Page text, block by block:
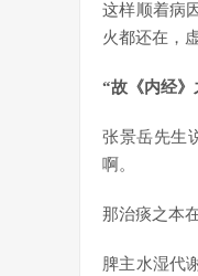
这样顺着病
火都还在，
“故《内经
张景岳先生
啊。
那治痰之本
脾主水湿代